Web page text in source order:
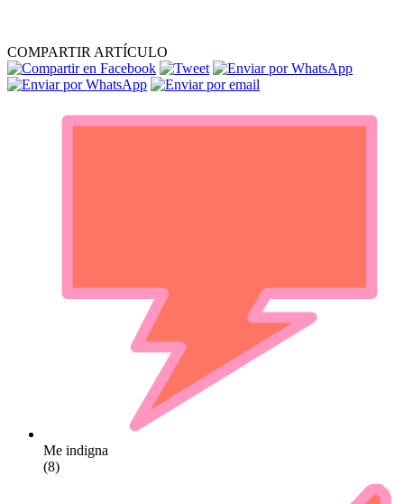
COMPARTIR ARTÍCULO
Me indigna
(8)